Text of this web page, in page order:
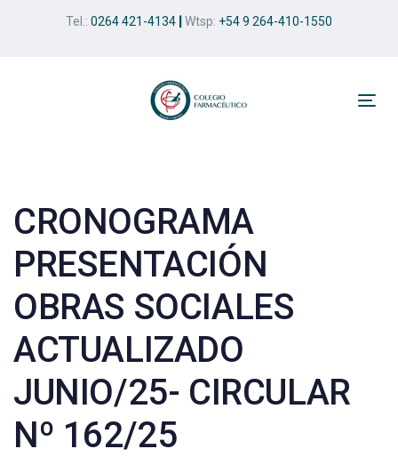
Tel.: 0264 421-4134 Wtsp: +54 9 264-410-1550
CRONOGRAMA
PRESENTACIÓN
OBRAS SOCIALES
ACTUALIZADO
JUNIO/25- CIRCULAR
Nº 162/25
navigation